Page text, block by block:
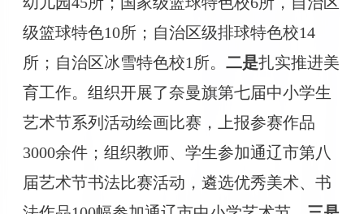
级篮球特色10所；自治区级排球特色校14
所；自治区冰雪特色校1所。 二是扎实推进美
育工作。 组织开展了奈曼旗第七届中小学生
艺术节系列活动绘画比赛，
上报参赛作品
3000余件；组织教师、学生参加通辽市第八
届艺术节书法比赛活动，遴选优秀美术、书